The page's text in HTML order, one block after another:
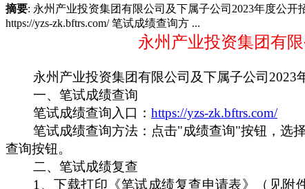
摘要: 永州产业投资集团有限公司及下属子公司2023年度公
https://yzs-zk.bftrs.com/ 笔试成绩查询方 ...
永州产业投资集团有
永州产业投资集团有限公司及下属子公司2023
一、笔试成绩查询
笔试成绩查询入口： https://yzs-zk.bftrs.com/
笔试成绩查询方法：点击"成绩查询"按钮，选
查询按钮。
二、笔试成绩复查
1、下载打印《笔试成绩复查申请表》（见附